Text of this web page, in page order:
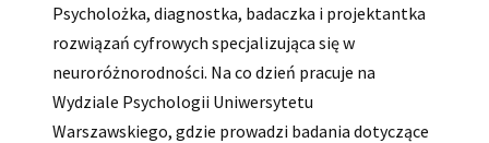
Psycholożka, diagnostka, badaczka i projektantka
rozwiązań cyfrowych specjalizująca się w
neuroróżnorodności. Na co dzień pracuje na
Wydziale Psychologii Uniwersytetu
Warszawskiego, gdzie prowadzi badania dotyczące